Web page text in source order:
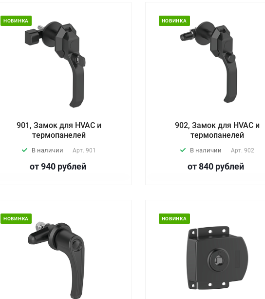
НОВИНКА
901, Замок для HVAC и
термопанелей
В наличии Арт.901
от 940 рублей
НОВИНКА
902, Замок для HVAC и
термопанелей
В наличии Арт. 902
от 840 рублей
НОВИНКА НОВИНКА